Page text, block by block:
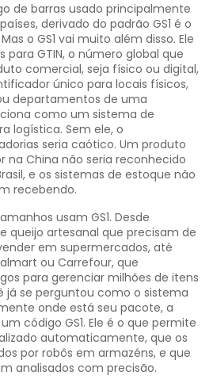
de barras usado principalmente
derivado do padrão GS1 é o
o GS1 vai muito além disso. Ele
para GTIN, o número global que
comercial, seja físico ou digital,
único para locais físicos,
departamentos de uma
como um sistema de
logística. Sem ele, o
seria caótico. Um produto
na China não seria reconhecido
e os sistemas de estoque não
recebendo.
usam GS1. Desde
queijo artesanal que precisam de
em supermercados, até
ou Carrefour, que
para gerenciar milhões de itens
já se perguntou como o sistema
onde está seu pacote, a
código GS1. Ele é o que permite
automaticamente, que os
por robôs em armazéns, e que
analisados com precisão.